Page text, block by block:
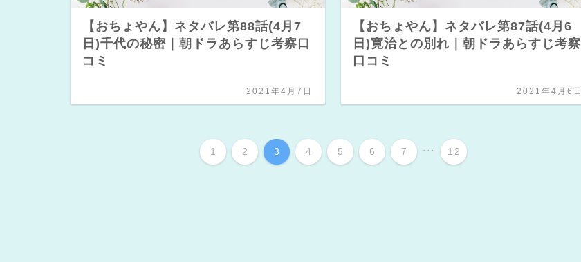
【おちょやん】ネタバレ第88話(4月7
日)千代の秘密｜朝ドラあらすじ考察口
コミ
2021年4月7日
【おちょやん】ネタバレ第87話(4月6
日)寛治との別れ｜朝ドラあらすじ考察
口コミ
2021年4月6日
1 2 3 4 5 6 7 ... 12